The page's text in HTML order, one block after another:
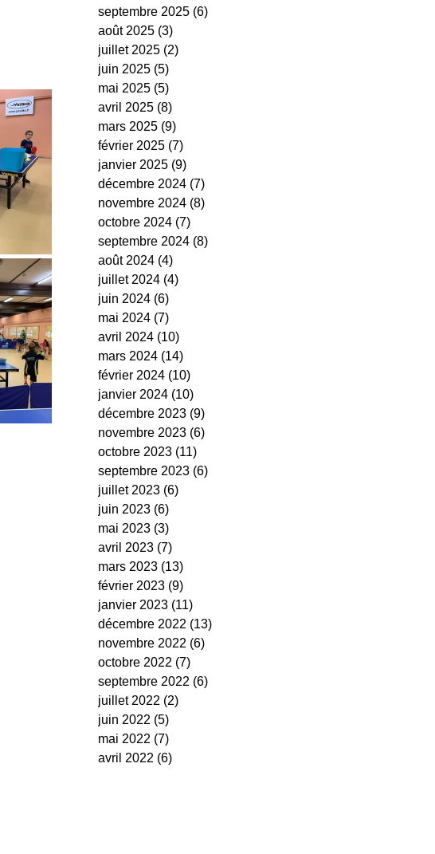
cestas fit ping tonic
video
septembre 2025 (6)
août 2025 (3)
juillet 2025 (2)
juin 2025 (5)
mai 2025 (5)
avril 2025 (8)
mars 2025 (9)
février 2025 (7)
janvier 2025 (9)
décembre 2024 (7)
novembre 2024 (8)
octobre 2024 (7)
septembre 2024 (8)
août 2024 (4)
juillet 2024 (4)
juin 2024 (6)
mai 2024 (7)
avril 2024 (10)
mars 2024 (14)
février 2024 (10)
janvier 2024 (10)
décembre 2023 (9)
novembre 2023 (6)
octobre 2023 (11)
septembre 2023 (6)
juillet 2023 (6)
juin 2023 (6)
mai 2023 (3)
avril 2023 (7)
mars 2023 (13)
février 2023 (9)
janvier 2023 (11)
décembre 2022 (13)
novembre 2022 (6)
octobre 2022 (7)
septembre 2022 (6)
juillet 2022 (2)
juin 2022 (5)
mai 2022 (7)
avril 2022 (6)